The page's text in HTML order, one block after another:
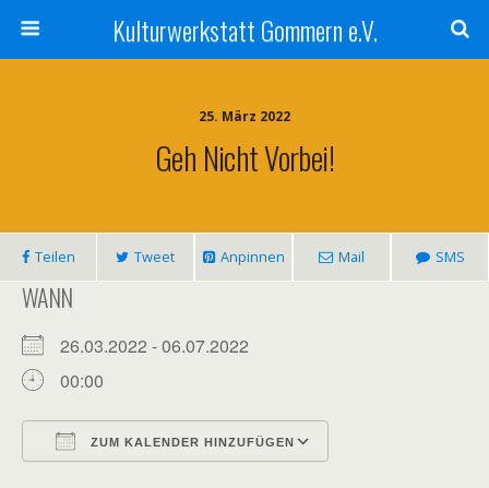
Kulturwerkstatt Gommern e.V.
25. März 2022
Geh Nicht Vorbei!
Teilen Tweet Anpinnen Mail SMS
WANN
26.03.2022 - 06.07.2022
00:00
ZUM KALENDER HINZUFÜGEN